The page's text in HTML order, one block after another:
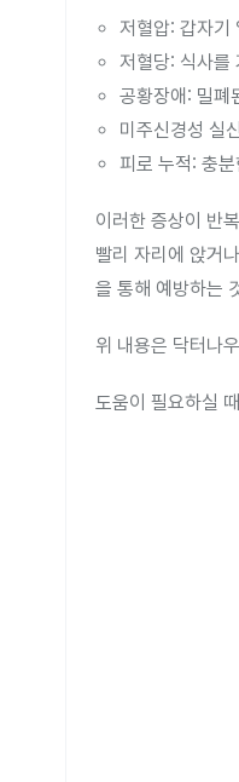
저혈압: 갑자기
저혈당: 식사를
공황장애: 밀폐
미주신경성 실
피로 누적: 충
이러한 증상이 반
빨리 자리에 앉거
을 통해 예방하는
위 내용은 닥터나
도움이 필요하실